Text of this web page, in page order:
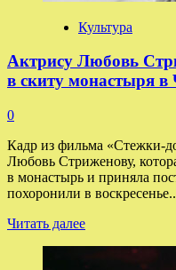
Культура
Актрису Любовь
в скиту монастыря
0
Кадр из фильма «Стежки-
Любовь Стриженову,
в монастырь и приняла
похоронили в
Читать далееПрочитать